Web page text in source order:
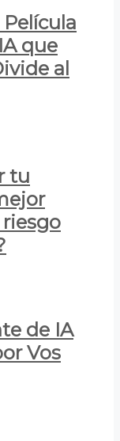
que
al
tu
de IA
Vos